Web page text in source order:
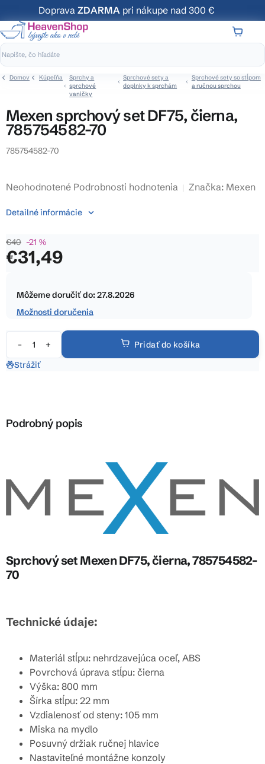
na
obsah
Doprava ZDARMA pri nákupe nad 300 €
Domov Kúpeľňa
Sprchy a
sprchové
vaničky
Sprchové sety a
doplnky k sprchám
Sprchové sety so stĺpom
a ručnou sprchou
Mexen sprchový set DF75, čierna,
785754582-70
785754582-70
Priemerné
produktu
0,0
z
Neohodnotené Podrobnosti hodnotenia Značka: Mexen
€40 –21 %
€31,49
cena:
Môžeme doručiť do:27.8.2026
Možnosti doručenia
Pridať do košíka
Detailné informácie
Strážiť
Podrobný popis
Sprchový set Mexen DF75, čierna, 785754582-
70
Technické údaje:
Materiál stĺpu: nehrdzavejúca oceľ, ABS
Povrchová úprava stĺpu: čierna
Výška: 800 mm
Šírka stĺpu: 22 mm
Vzdialenosť od steny: 105 mm
Miska na mydlo
Posuvný držiak ručnej hlavice
Nastaviteľné montážne konzoly